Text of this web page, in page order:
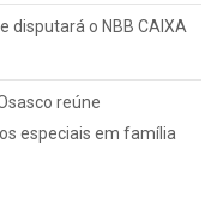
disputará o NBB CAIXA
reúne
especiais em família